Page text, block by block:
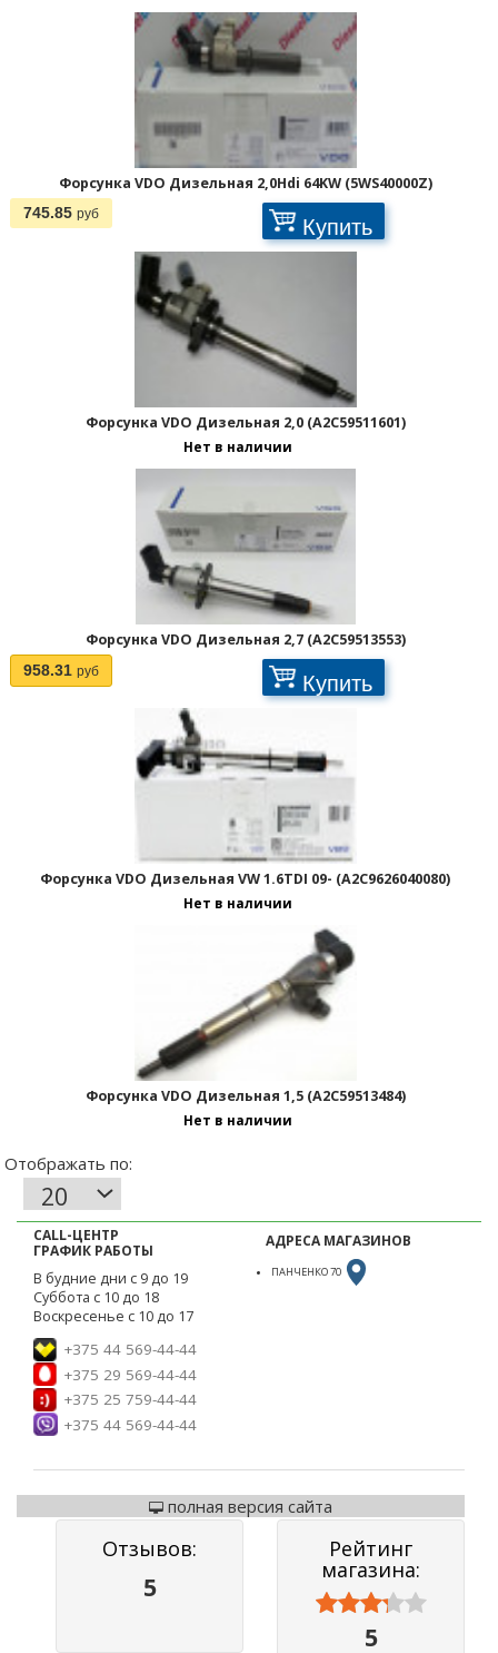
Форсунка VDO Дизельная 2,0Hdi 64KW (5WS40000Z)
745.85 руб Купить
Форсунка VDO Дизельная 2,0 (A2C59511601)
Нет в наличии
Форсунка VDO Дизельная 2,7 (A2C59513553)
958.31 руб Купить
Форсунка VDO Дизельная VW 1.6TDI 09- (A2C9626040080)
Нет в наличии
Форсунка VDO Дизельная 1,5 (A2C59513484)
Нет в наличии
Отображать по:
CALL-ЦЕНТР
ГРАФИК РАБОТЫ
В будние дни с 9 до 19
Суббота с 10 до 18
Воскресенье с 10 до 17
+375 44 569-44-44
+375 29 569-44-44
+375 25 759-44-44
+375 44 569-44-44
АДРЕСА МАГАЗИНОВ
ПАНЧЕНКО 70
полная версия сайта
Отзывов:
5
Рейтинг
магазина:



5